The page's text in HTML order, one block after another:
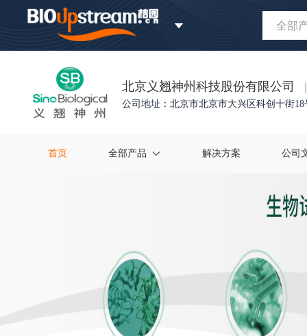
全部
北京义翘神州科技股份有限公司 |
公司地址：北京市北京市大兴区科创十街18
首页 全部产品 解决方案 公司